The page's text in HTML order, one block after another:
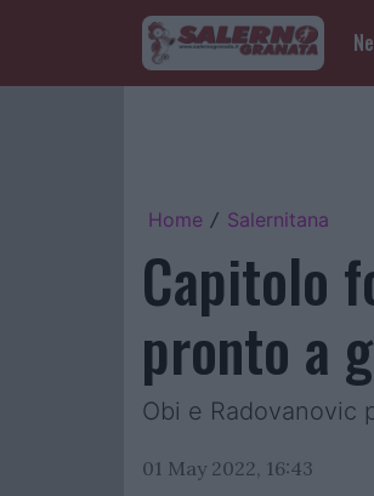
Home / Salernitana
Capitolo
pronto a
Obi e Radovanovic
01 May 2022, 16:43